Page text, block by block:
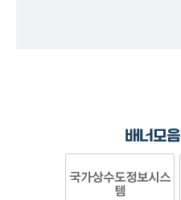
배너모음
국가상수도정보시스
템